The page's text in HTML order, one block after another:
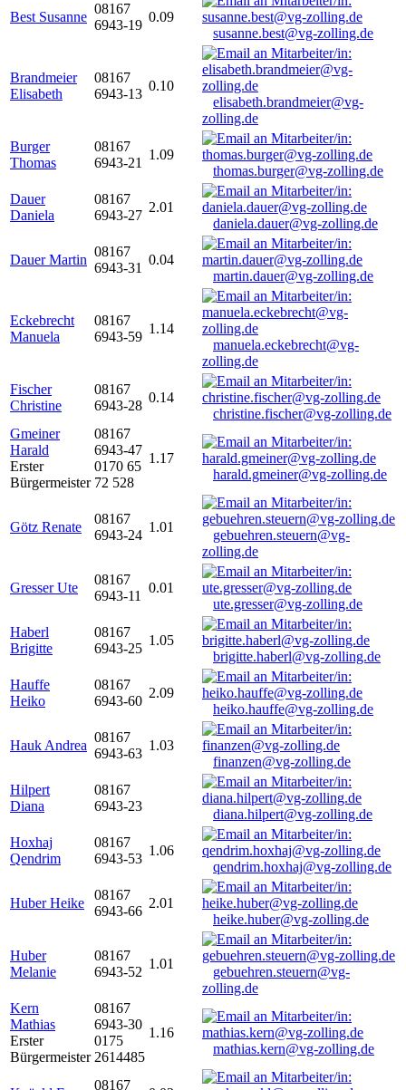
Best Susanne
08167
6943-19
0.09
susanne.best@vg-zolling.de
Brandmeier
Elisabeth
08167
6943-13
0.10
elisabeth.brandmeier@vg-
zolling.de
Burger
Thomas
08167
6943-21
1.09
thomas.burger@vg-zolling.de
Dauer
Daniela
08167
6943-27
2.01
daniela.dauer@vg-zolling.de
Dauer Martin
08167
6943-31
0.04
martin.dauer@vg-zolling.de
Eckebrecht
Manuela
08167
6943-59
1.14
manuela.eckebrecht@vg-
zolling.de
Fischer
Christine
08167
6943-28
0.14
christine.fischer@vg-zolling.de
Gmeiner
Harald
Erster
Bürgermeister
08167
6943-47
0170 65
72 528
1.17
harald.gmeiner@vg-zolling.de
Götz Renate
08167
6943-24
1.01
gebuehren.steuern@vg-
zolling.de
Gresser Ute
08167
6943-11
0.01
ute.gresser@vg-zolling.de
Haberl
Brigitte
08167
6943-25
1.05
brigitte.haberl@vg-zolling.de
Hauffe
Heiko
08167
6943-60
2.09
heiko.hauffe@vg-zolling.de
Hauk Andrea
08167
6943-63
1.03
finanzen@vg-zolling.de
Hilpert
Diana
08167
6943-23
diana.hilpert@vg-zolling.de
Hoxhaj
Qendrim
08167
6943-53
1.06
qendrim.hoxhaj@vg-zolling.de
Huber Heike
08167
6943-66
2.01
heike.huber@vg-zolling.de
Huber
Melanie
08167
6943-52
1.01
gebuehren.steuern@vg-
zolling.de
Kern
Mathias
Erster
Bürgermeister
08167
6943-30
0175
2614485
1.16
mathias.kern@vg-zolling.de
08167